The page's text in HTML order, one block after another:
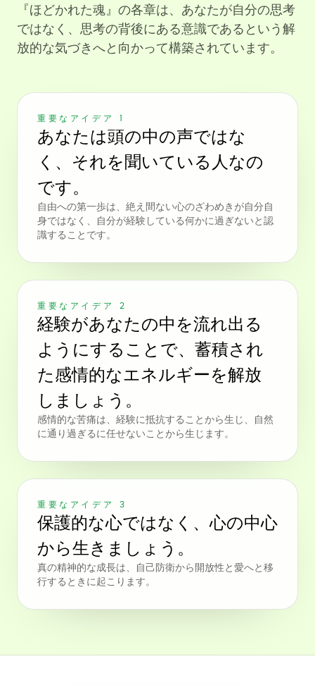
『ほどかれた魂』の各章は、あなたが自分の思考
ではなく、思考の背後にある意識であるという解
放的な気づきへと向かって構築されています。
重要なアイデア 1
あなたは頭の中の声ではな
く、それを聞いている人なの
です。
自由への第一歩は、絶え間ない心のざわめきが自分自
身ではなく、自分が経験している何かに過ぎないと認
識することです。
重要なアイデア 2
経験があなたの中を流れ出る
ようにすることで、蓄積され
た感情的なエネルギーを解放
しましょう。
感情的な苦痛は、経験に抵抗することから生じ、自然
に通り過ぎるに任せないことから生じます。
重要なアイデア 3
保護的な心ではなく、心の中心
から生きましょう。
真の精神的な成長は、自己防衛から開放性と愛へと移
行するときに起こります。